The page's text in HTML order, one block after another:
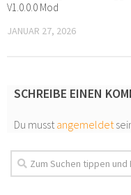
V1.0.0.0 Mod
JANUAR 27, 2026
SCHREIBE EINEN
Du musstangemeldet